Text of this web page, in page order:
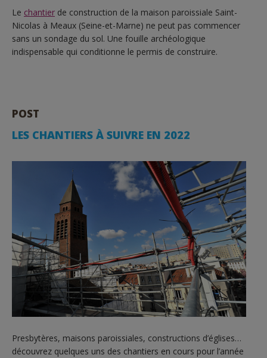
Le chantier de construction de la maison paroissiale Saint-
Nicolas à Meaux (Seine-et-Marne) ne peut pas commencer
sans un sondage du sol. Une fouille archéologique
indispensable qui conditionne le permis de construire.
POST
LES CHANTIERS À SUIVRE EN 2022
Presbytères, maisons paroissiales, constructions d’églises…
découvrez quelques uns des chantiers en cours pour l’année